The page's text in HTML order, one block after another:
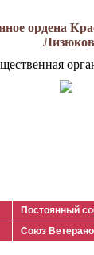
ордена
Постоянный
Союз